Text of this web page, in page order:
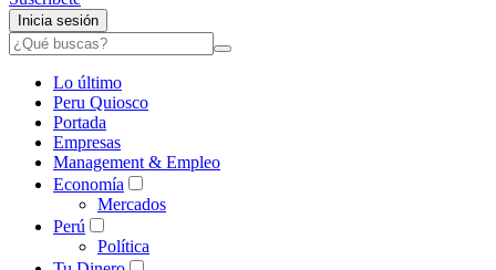
Inicia sesión
Lo último
Peru Quiosco
Portada
Empresas
Management & Empleo
Economía
Mercados
Perú
Política